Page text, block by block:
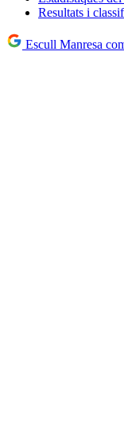
Resultats i
Escull Manresa